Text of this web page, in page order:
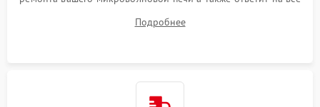
Подробнее